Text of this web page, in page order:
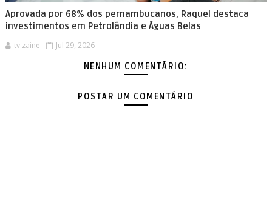
Aprovada por 68% dos pernambucanos, Raquel destaca
investimentos em Petrolândia e Águas Belas
tv zaine Jul 29, 2026
NENHUM COMENTÁRIO:
POSTAR UM COMENTÁRIO